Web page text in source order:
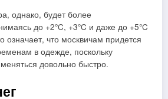
однако, будет более
до +2°C, +3°C и даже до +5°C
означает, что москвичам придется
в одежде, поскольку
довольно быстро.